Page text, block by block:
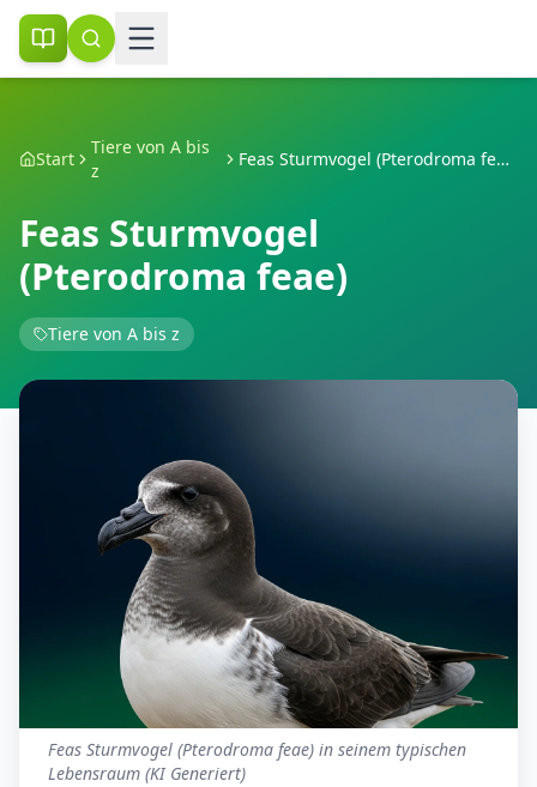
Start
Tiere von A bis
z
Feas Sturmvogel (Pterodroma feae)
Feas Sturmvogel
(Pterodroma feae)
Tiere von A bis z
Feas Sturmvogel (Pterodroma feae) in seinem typischen
Lebensraum (KI Generiert)